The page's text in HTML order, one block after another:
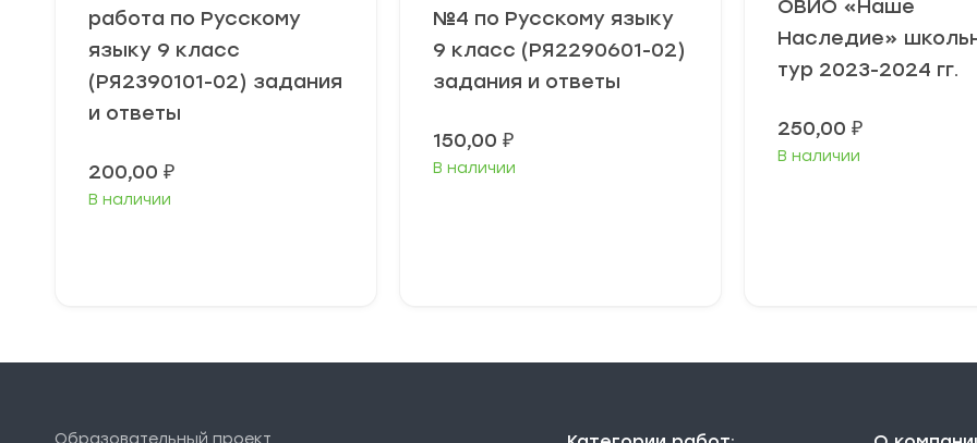
работа по Русскому
языку 9 класс
(РЯ2390101-02) задания
и ответы
200,00 ₽
В наличии
№4 по Русскому языку
9 класс (РЯ2290601-02)
задания и ответы
150,00 ₽
В наличии
ОВИО «Наше
Наследие»
тур 2023-2024 гг.
250,00 ₽
В наличии
Образовательный проект